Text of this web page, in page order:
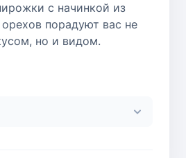
с начинкой из
порадуют вас не
но и видом.